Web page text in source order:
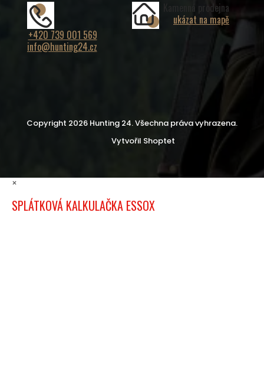
+420 739 001 569
info@hunting24.cz
Kamenná prodejna
ukázat na mapě
Vytvořil Shoptet
Copyright 2026 Hunting 24. Všechna práva vyhrazena.
×
SPLÁTKOVÁ KALKULAČKA ESSOX